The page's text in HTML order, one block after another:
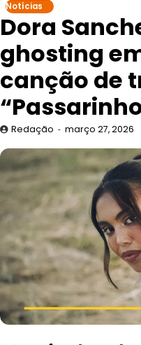
Notícias
Dora
ghosting
canção de
Redação março 27, 2026